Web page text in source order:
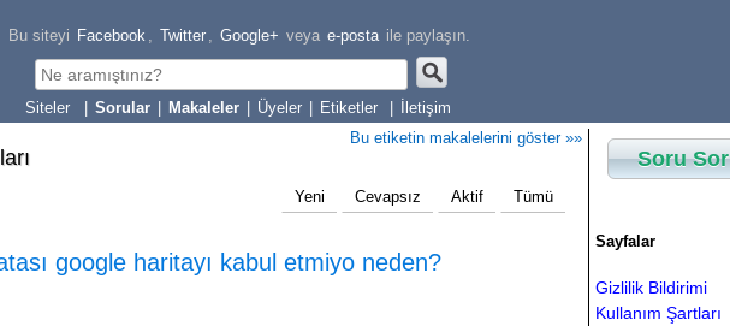
Bu siteyi Facebook , Twitter , Google+ veya e-posta ile paylaşın.
Sorular Makaleler Üyeler Etiketler İletişim
Bu etiketin makalelerini göster »»
Yeni Cevapsız Aktif Tümü
google haritayı kabul etmiyo neden?
Soru Sor
Sayfalar
Gizlilik Bildirimi
Kullanım Şartları